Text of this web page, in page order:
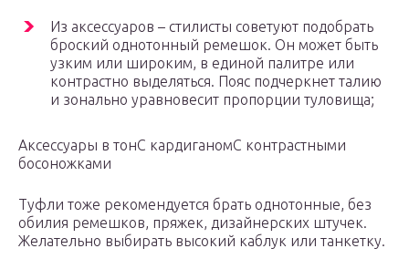
Из аксессуаров – стилисты советуют подобрать
броский однотонный ремешок. Он может быть
узким или широким, в единой палитре или
контрастно выделяться. Пояс подчеркнет талию
и зонально уравновесит пропорции туловища;
Аксессуары в тонС кардиганомС контрастными
босоножками
Туфли тоже рекомендуется брать однотонные, без
обилия ремешков, пряжек, дизайнерских штучек.
Желательно выбирать высокий каблук или танкетку.